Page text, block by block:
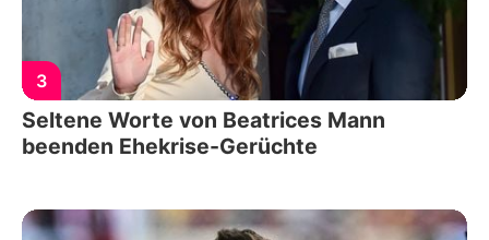
3
Seltene Worte von Beatrices Mann
beenden Ehekrise-Gerüchte